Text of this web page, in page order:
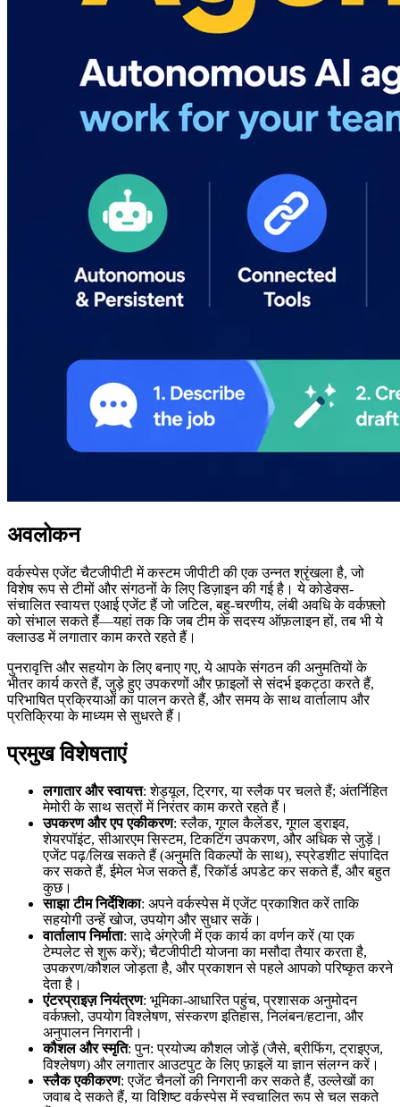
अवलोकन
वर्कस्पेस एजेंट चैटजीपीटी में कस्टम जीपीटी की एक उन्नत श्रृंखला है, जो
विशेष रूप से टीमों और संगठनों के लिए डिज़ाइन की गई है। ये कोडेक्स-
संचालित स्वायत्त एआई एजेंट हैं जो जटिल, बहु-चरणीय, लंबी अवधि के वर्कफ़्लो
को संभाल सकते हैं—यहां तक कि जब टीम के सदस्य ऑफ़लाइन हों, तब भी ये
क्लाउड में लगातार काम करते रहते हैं।
पुनरावृत्ति और सहयोग के लिए बनाए गए, ये आपके संगठन की अनुमतियों के
भीतर कार्य करते हैं, जुड़े हुए उपकरणों और फ़ाइलों से संदर्भ इकट्ठा करते हैं,
परिभाषित प्रक्रियाओं का पालन करते हैं, और समय के साथ वार्तालाप और
प्रतिक्रिया के माध्यम से सुधरते हैं।
प्रमुख विशेषताएं
लगातार और स्वायत्त: शेड्यूल, ट्रिगर, या स्लैक पर चलते हैं; अंतर्निहित
मेमोरी के साथ सत्रों में निरंतर काम करते रहते हैं।
उपकरण और एप एकीकरण: स्लैक, गूगल कैलेंडर, गूगल ड्राइव,
शेयरपॉइंट, सीआरएम सिस्टम, टिकटिंग उपकरण, और अधिक से जुड़ें।
एजेंट पढ़/लिख सकते हैं (अनुमति विकल्पों के साथ), स्प्रेडशीट संपादित
कर सकते हैं, ईमेल भेज सकते हैं, रिकॉर्ड अपडेट कर सकते हैं, और बहुत
कुछ।
साझा टीम निर्देशिका: अपने वर्कस्पेस में एजेंट प्रकाशित करें ताकि
सहयोगी उन्हें खोज, उपयोग और सुधार सकें।
वार्तालाप निर्माता: सादे अंग्रेजी में एक कार्य का वर्णन करें (या एक
टेम्पलेट से शुरू करें); चैटजीपीटी योजना का मसौदा तैयार करता है,
उपकरण/कौशल जोड़ता है, और प्रकाशन से पहले आपको परिष्कृत करने
देता है।
एंटरप्राइज़ नियंत्रण: भूमिका-आधारित पहुंच, प्रशासक अनुमोदन
वर्कफ़्लो, उपयोग विश्लेषण, संस्करण इतिहास, निलंबन/हटाना, और
अनुपालन निगरानी।
कौशल और स्मृति: पुन: प्रयोज्य कौशल जोड़ें (जैसे, ब्रीफिंग, ट्राइएज,
विश्लेषण) और लगातार आउटपुट के लिए फ़ाइलें या ज्ञान संलग्न करें।
स्लैक एकीकरण: एजेंट चैनलों की निगरानी कर सकते हैं, उल्लेखों का
जवाब दे सकते हैं, या विशिष्ट वर्कस्पेस में स्वचालित रूप से चल सकते